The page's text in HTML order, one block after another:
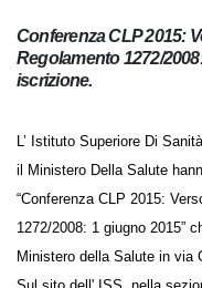
Conferenza CLP 2015:
Regolamento 1272/
iscrizione.
L’ Istituto Superiore Di
il Ministero Della Salute
“Conferenza CLP 2015:
1272/2008: 1 giugno 2015”
Ministero della Salute in via